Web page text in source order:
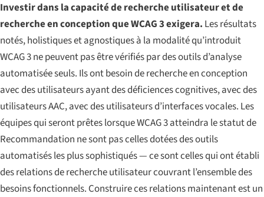
Investir dans la capacité de recherche utilisateur et de
recherche en conception que WCAG 3 exigera. Les résultats
notés, holistiques et agnostiques à la modalité qu’introduit
WCAG 3 ne peuvent pas être vérifiés par des outils d’analyse
automatisée seuls. Ils ont besoin de recherche en conception
avec des utilisateurs ayant des déficiences cognitives, avec des
utilisateurs AAC, avec des utilisateurs d’interfaces vocales. Les
équipes qui seront prêtes lorsque WCAG 3 atteindra le statut de
Recommandation ne sont pas celles dotées des outils
automatisés les plus sophistiqués — ce sont celles qui ont établi
des relations de recherche utilisateur couvrant l’ensemble des
besoins fonctionnels. Construire ces relations maintenant est un